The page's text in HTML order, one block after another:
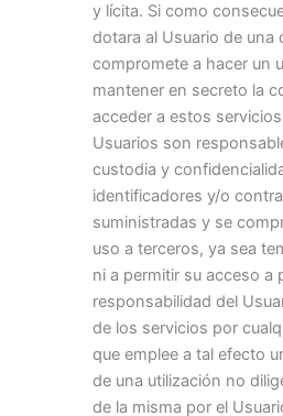
y lícita. Si como
dotara al Usuario de una
compromete a hacer un
mantener en secreto la
acceder a estos
Usuarios son
custodia y
identificadores y/o
suministradas y se
uso a terceros, ya sea
ni a permitir su acceso a
responsabilidad del
de los servicios por
que emplee a tal efecto
de una utilización no
de la misma por el